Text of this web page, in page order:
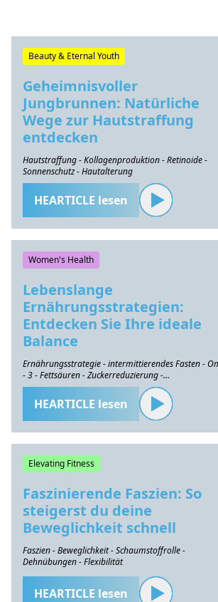
Beauty & Eternal Youth
Geheimnisvoller
Jungbrunnen: Natürliche
Wege zur Hautstraffung
entdecken
Hautstraffung - Kollagenproduktion - Retinoide -
Sonnenschutz - Hautalterung
HEARTICLE lesen
Women's Health
Lebenslange
Ernährungsstrategien:
Entdecken Sie Ihre ideale
Balance
Ernährungsstrategie - intermittierendes Fasten -
- 3 - Fettsäuren - Zuckerreduzierung -
Gesundheitserhaltung
HEARTICLE lesen
Elevating Fitness
Faszinierende Faszien: So
steigerst du deine
Beweglichkeit schnell
Faszien - Beweglichkeit - Schaumstoffrolle -
Dehnübungen - Flexibilität
HEARTICLE lesen